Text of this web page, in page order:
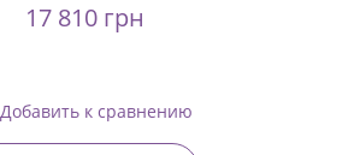
17 810 грн
Добавить к сравнению